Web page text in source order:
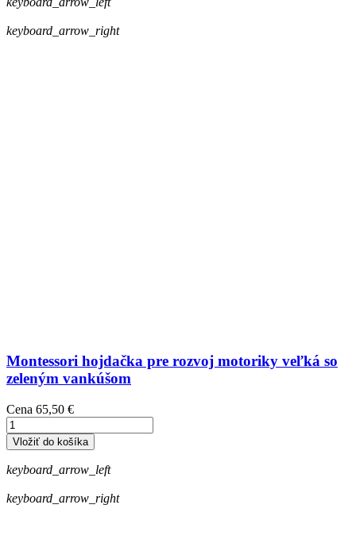
keyboard_arrow_right
Montessori hojdačka pre rozvoj motoriky veľká so
zeleným vankúšom
Cena 65,50 €
Vložiť do košíka
keyboard_arrow_left
keyboard_arrow_right